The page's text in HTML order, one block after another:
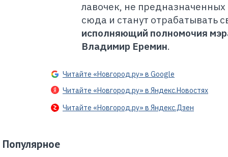
лавочек, не
сюда и станут отрабатывать
исполняющий полномочия
Владимир Еремин.
Читайте «Новгород.ру» в Google
Читайте «Новгород.ру» в Яндекс.Новостях
Читайте «Новгород.ру» в Яндекс.Дзен
Популярное